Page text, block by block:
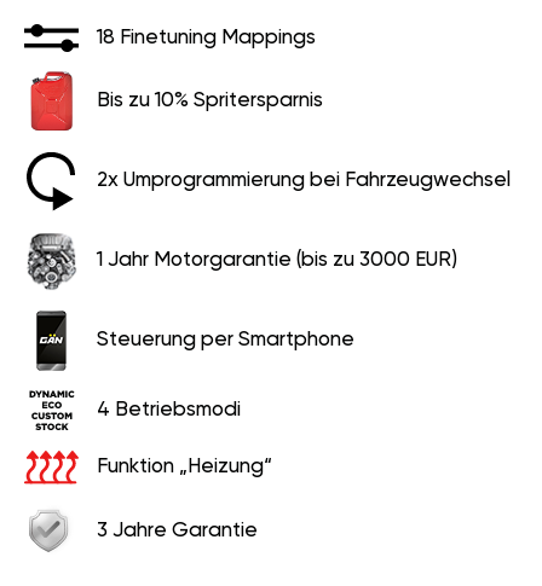
18 Finetuning Mappings
Bis zu 10% Spritersparnis
2x Umprogrammierung bei Fahrzeugwechsel
1 Jahr Motorgarantie (bis zu 3000 EUR)
Steuerung per Smartphone
4 Betriebsmodi
Funktion „Heizung“
3 Jahre Garantie